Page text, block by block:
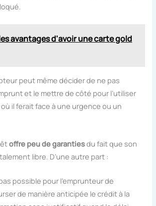
avantages d'avoir une carte gold
peut même décider de ne pas
et le mettre de côté pour l’utiliser
il ferait face à une urgence ou un
offre peu de garantiesdu fait que son
libre. D’une autre part :
possible pour l’emprunteur de
de manière anticipée le crédit à la